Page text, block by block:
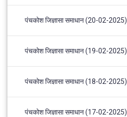
पंचकोश जिज्ञासा समाधान (20-02-2025)
पंचकोश जिज्ञासा समाधान (19-02-2025)
पंचकोश जिज्ञासा समाधान (18-02-2025)
पंचकोश जिज्ञासा समाधान (17-02-2025)